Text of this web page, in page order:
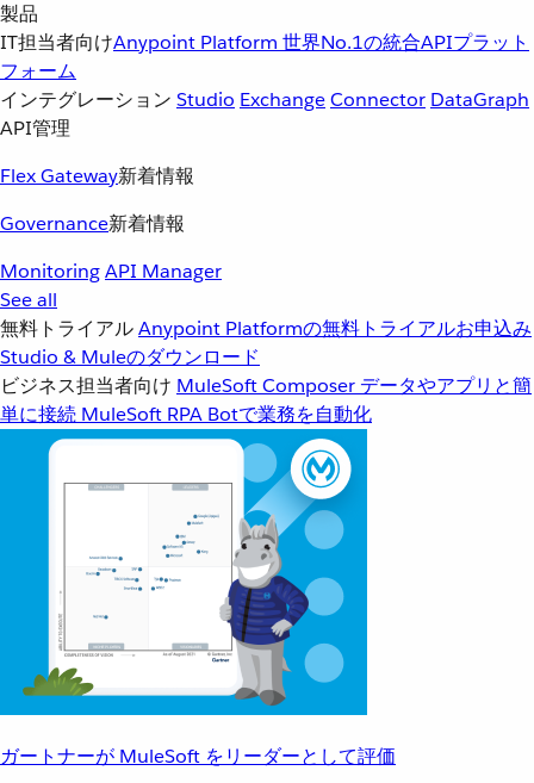
製品
IT担当者向けAnypoint Platform 世界No.1の統合APIプラット
フォーム
インテグレーション Studio ExchangeConnector DataGraph
API管理
Flex Gateway新着情報
Governance新着情報
MonitoringAPI Manager
See all
無料トライアルAnypoint Platformの無料トライアルお申込み
Studio & Muleのダウンロード
ビジネス担当者向け MuleSoft Composer データやアプリと簡
単に接続 MuleSoft RPA Botで業務を自動化
ガートナーが MuleSoft をリーダーとして評価